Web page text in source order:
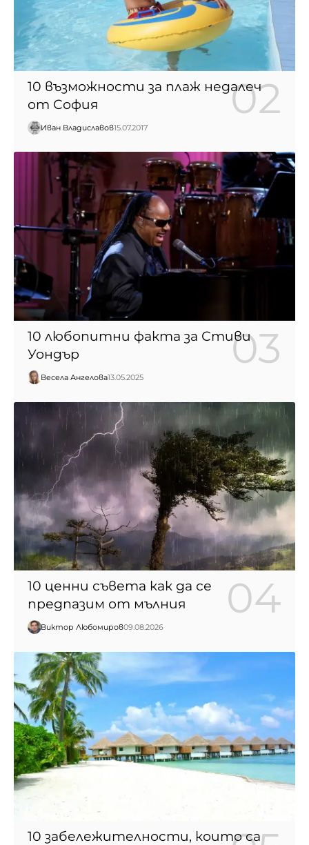
10 възможности за плаж недалеч
от София
Иван Владиславов15.07.2017
10 любопитни факта за Стиви
Уондър
Весела Ангелова13.05.2025
10 ценни съвета как да се
предпазим от мълния
Виктор Любомиров09.08.2026
10 забележителности, които са